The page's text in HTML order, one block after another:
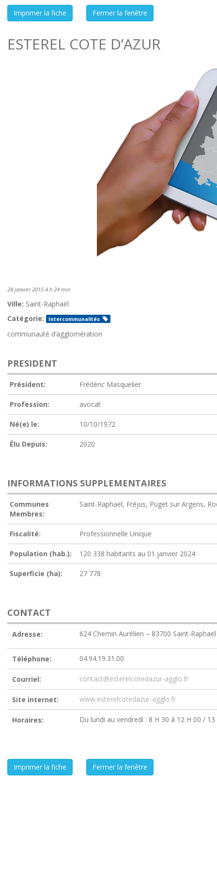
ESTEREL COTE D’AZUR
28 janvier 2015 4 h 24 min
Ville: Saint-Raphaël
Catégorie:
Intercommunalités
communauté d’agglomération
PRESIDENT
Président: Frédéric Masquelier
Profession: avocat
Né(e) le: 10/10/1972
Élu Depuis: 2020
INFORMATIONS SUPPLEMENTAIRES
Communes
Membres:
Saint-Raphaël, Fréjus, Puget sur Argens,
Fiscalité: Professionnelle Unique
Population (hab.): 120 338 habitants au 01 janvier 2024
Superficie (ha): 27 778
CONTACT
Adresse: 624 Chemin Aurélien – 83700 Saint-Raphaël
Téléphone: 04.94.19.31.00
Courriel: contact@esterelcotedazur-agglo.fr
Site internet: www.esterelcotedazur-agglo.fr
Horaires: Du lundi au vendredi : 8 H 30 à 12 H 00 /